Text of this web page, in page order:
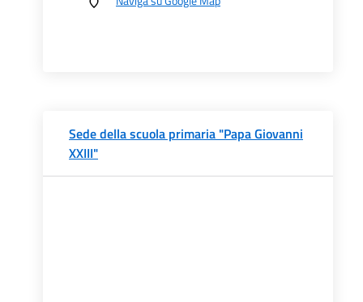
Sede della scuola primaria "Papa Giovanni
XXIII"